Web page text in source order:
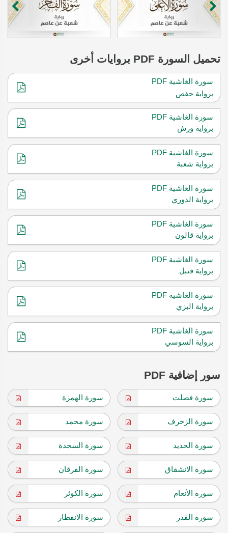
تحميل السورة
سورة الغاشية PDF
برواية حفص
سورة الغاشية PDF
برواية ورش
سورة الغاشية PDF
برواية شعبة
سورة الغاشية PDF
برواية الدوري
سورة الغاشية PDF
برواية قالون
سورة الغاشية PDF
برواية قنبل
سورة الغاشية PDF
برواية البزي
سورة الغاشية PDF
برواية السوسي
سور إضافية PDF
سورة فصلت سورة الهمزة
سورة الزخرف سورة محمد
سورة الحديد سورة السجدة
سورة الانشقاق سورة الفرقان
سورة الأنعام سورة الكوثر
سورة القدر سورة الانفطار